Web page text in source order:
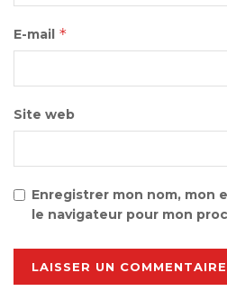
E-mail *
Site web
Enregistrer mon nom, mon
le navigateur pour mon